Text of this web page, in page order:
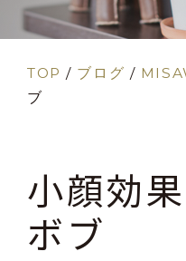
TOP / ブログ /
ブ
小顔効
ボブ